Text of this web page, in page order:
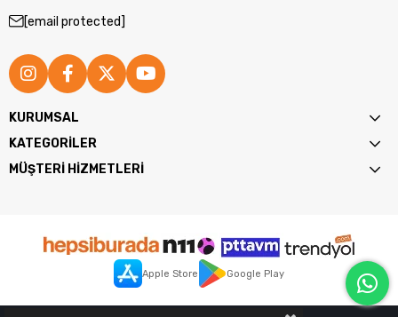
Teknik Özellikler
[email protected]
KURUMSAL
KATEGORİLER
MÜŞTERİ HİZMETLERİ
Apple Store Google Play